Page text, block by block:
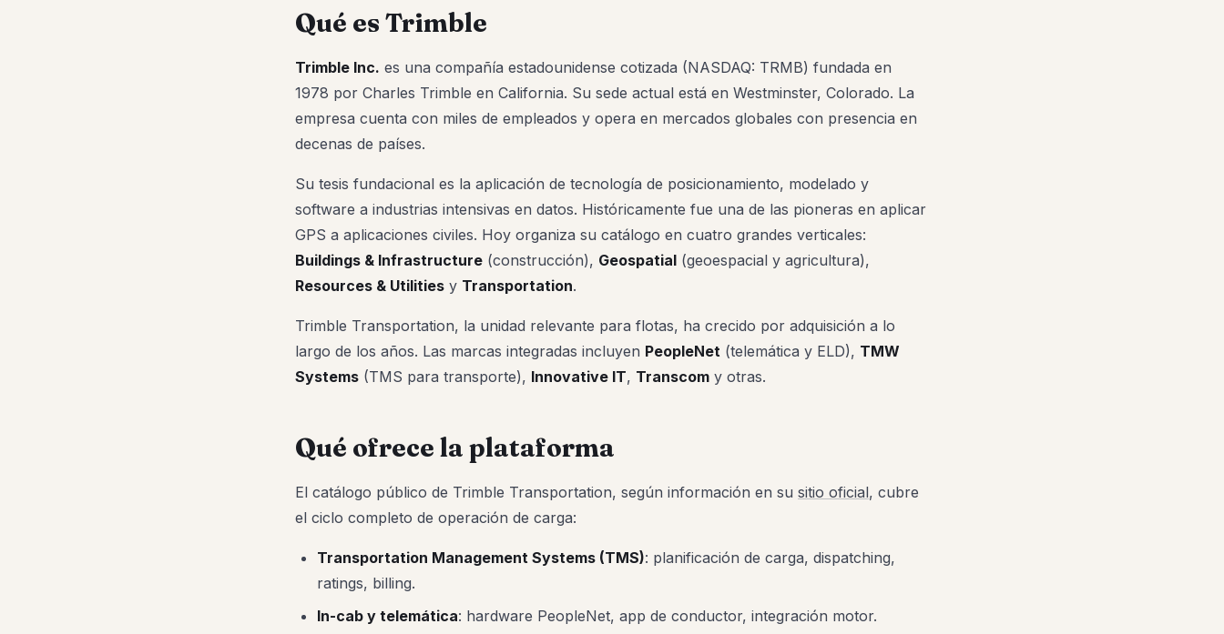
Qué es Trimble
Trimble Inc. es una compañía estadounidense cotizada (NASDAQ: TRMB) fundada en
1978 por Charles Trimble en California. Su sede actual está en Westminster, Colorado. La
empresa cuenta con miles de empleados y opera en mercados globales con presencia en
decenas de países.
Su tesis fundacional es la aplicación de tecnología de posicionamiento, modelado y
software a industrias intensivas en datos. Históricamente fue una de las pioneras en aplicar
GPS a aplicaciones civiles. Hoy organiza su catálogo en cuatro grandes verticales:
Buildings & Infrastructure (construcción), Geospatial (geoespacial y agricultura),
Resources & Utilities y Transportation.
Trimble Transportation, la unidad relevante para flotas, ha crecido por adquisición a lo
largo de los años. Las marcas integradas incluyen PeopleNet (telemática y ELD), TMW
Systems (TMS para transporte), Innovative IT, Transcom y otras.
Qué ofrece la plataforma
El catálogo público de Trimble Transportation, según información en su sitio oficial, cubre
el ciclo completo de operación de carga:
Transportation Management Systems (TMS): planificación de carga, dispatching,
ratings, billing.
In-cab y telemática: hardware PeopleNet, app de conductor, integración motor.